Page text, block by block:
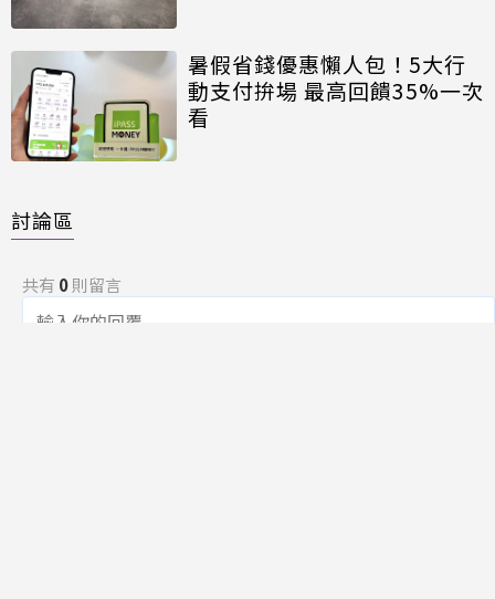
暑假省錢優惠懶人包！5大行
動支付拚場 最高回饋35%一次
看
討論區
共有 0則留言